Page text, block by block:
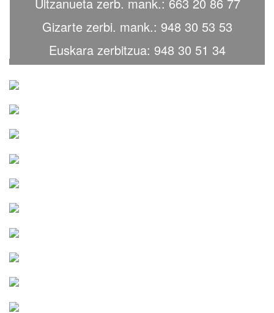
Gizarte zerbi. mank.: 948 30 53 53
Euskara zerbitzua: 948 30 51 34